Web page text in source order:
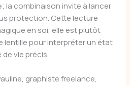
la combinaison invite à lancer
protection. Cette lecture
en soi, elle est plutôt
lentille pour interpréter un état
vie précis.
graphiste freelance,